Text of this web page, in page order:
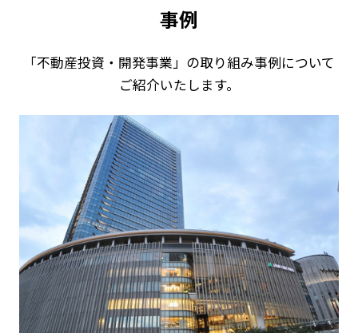
事例
「不動産投資・開発事業」の取り組み事例について
ご紹介いたします。